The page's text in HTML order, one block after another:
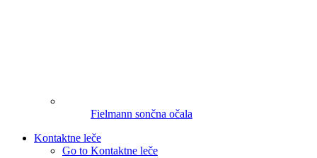
Fielmann sončna očala
Kontaktne leče
Go to Kontaktne leče